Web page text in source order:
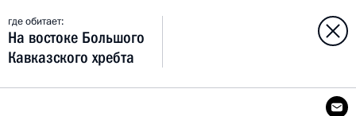
где обитает:
На востоке Большого
Кавказского хребта